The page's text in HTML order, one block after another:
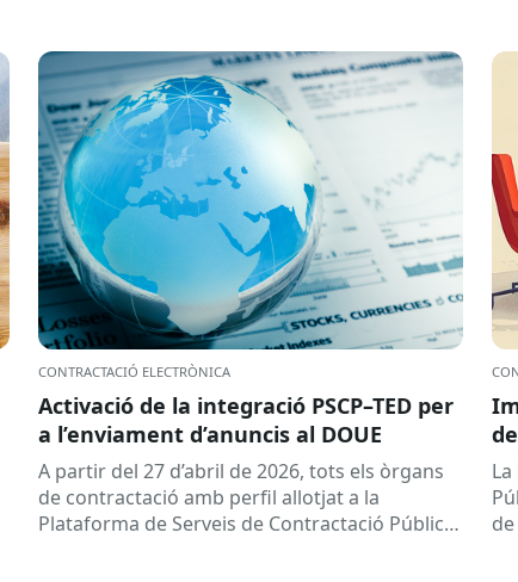
CONTRACTACIÓ ELECTRÒNICA
Activació de la integració PSCP–TED per
a l’enviament d’anuncis al DOUE
A partir del 27 d’abril de 2026, tots els òrgans
de contractació amb perfil allotjat a la
Plataforma de Serveis de Contractació Pública